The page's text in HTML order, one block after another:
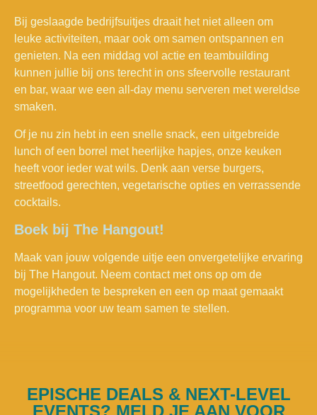
Bij geslaagde bedrijfsuitjes draait het niet alleen om
leuke activiteiten, maar ook om samen ontspannen en
genieten. Na een middag vol actie en teambuilding
kunnen jullie bij ons terecht in ons sfeervolle restaurant
en bar, waar we een all-day menu serveren met wereldse
smaken.
Of je nu zin hebt in een snelle snack, een uitgebreide
lunch of een borrel met heerlijke hapjes, onze keuken
heeft voor ieder wat wils. Denk aan verse burgers,
streetfood gerechten, vegetarische opties en verrassende
cocktails.
Boek bij The Hangout!
Maak van jouw volgende uitje een onvergetelijke ervaring
bij The Hangout. Neem contact met ons op om de
mogelijkheden te bespreken en een op maat gemaakt
programma voor uw team samen te stellen.
EPISCHE DEALS & NEXT-LEVEL
EVENTS? MELD JE AAN VOOR